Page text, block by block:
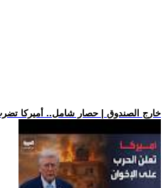
.. خارج الصندوق | حصار شامل.. أميركا